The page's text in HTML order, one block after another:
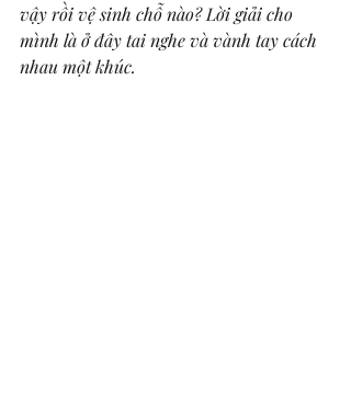
vậy rồi vệ sinh chỗ nào? Lời giải cho
mình là ở đây tai nghe và vành tay cách
nhau một khúc.